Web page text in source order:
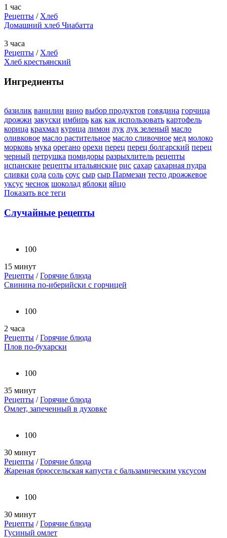
1 час
Рецепты /Хлеб
Домашний хлеб Чиабатта
3 часа
Рецепты /Хлеб
Хлеб крестьянский
Ингредиенты
базилик ванилин вино выбор продуктов говядина горчица
дрожжи закуски имбирь как как использовать картофель
корица крахмал курица лимон лук лук зеленый масло
оливковое масло растительное масло сливочное мед молоко
морковь мука орегано орехи перец перец болгарский перец
черный петрушка помидоры разрыхлитель рецепты
испанские рецепты итальянские рис сахар сахарная пудра
сливки сода соль соус сыр сыр Пармезан тесто дрожжевое
уксус чеснок шоколад яблоки яйцо
Показать все теги
Случайные рецепты
100
15 минут
Рецепты /Горячие блюда
Свинина по-иберийски с горчицей
100
2 часа
Рецепты /Горячие блюда
Плов по-бухарски
100
35 минут
Рецепты /Горячие блюда
Омлет, запеченный в духовке
100
30 минут
Рецепты /Горячие блюда
Жареная брюссельская капуста с бальзамическим уксусом
100
30 минут
Рецепты /Горячие блюда
Гусиный омлет